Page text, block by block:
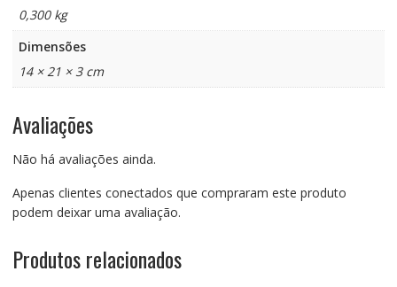
0,300 kg
Dimensões
14 × 21 × 3 cm
Avaliações
Não há avaliações ainda.
Apenas clientes conectados que compraram este produto
podem deixar uma avaliação.
Produtos relacionados